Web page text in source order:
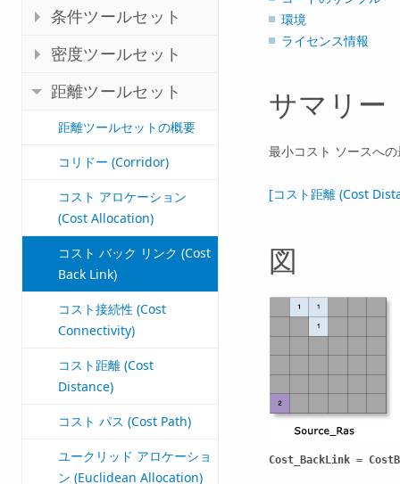
条件ツールセット
密度ツールセット
距離ツールセット
距離ツールセットの概要
コリドー (Corridor)
コスト アロケーション
(Cost Allocation)
コスト バック リンク (Cost
Back Link)
コスト接続性 (Cost
Connectivity)
コスト距離 (Cost
Distance)
コスト パス (Cost Path)
ユークリッド アロケーショ
ン (Euclidean Allocation)
環境
ライセンス情報
サマリー
最小コスト ソースへ
[コスト距離 (Cost
図
Cost_BackLink =